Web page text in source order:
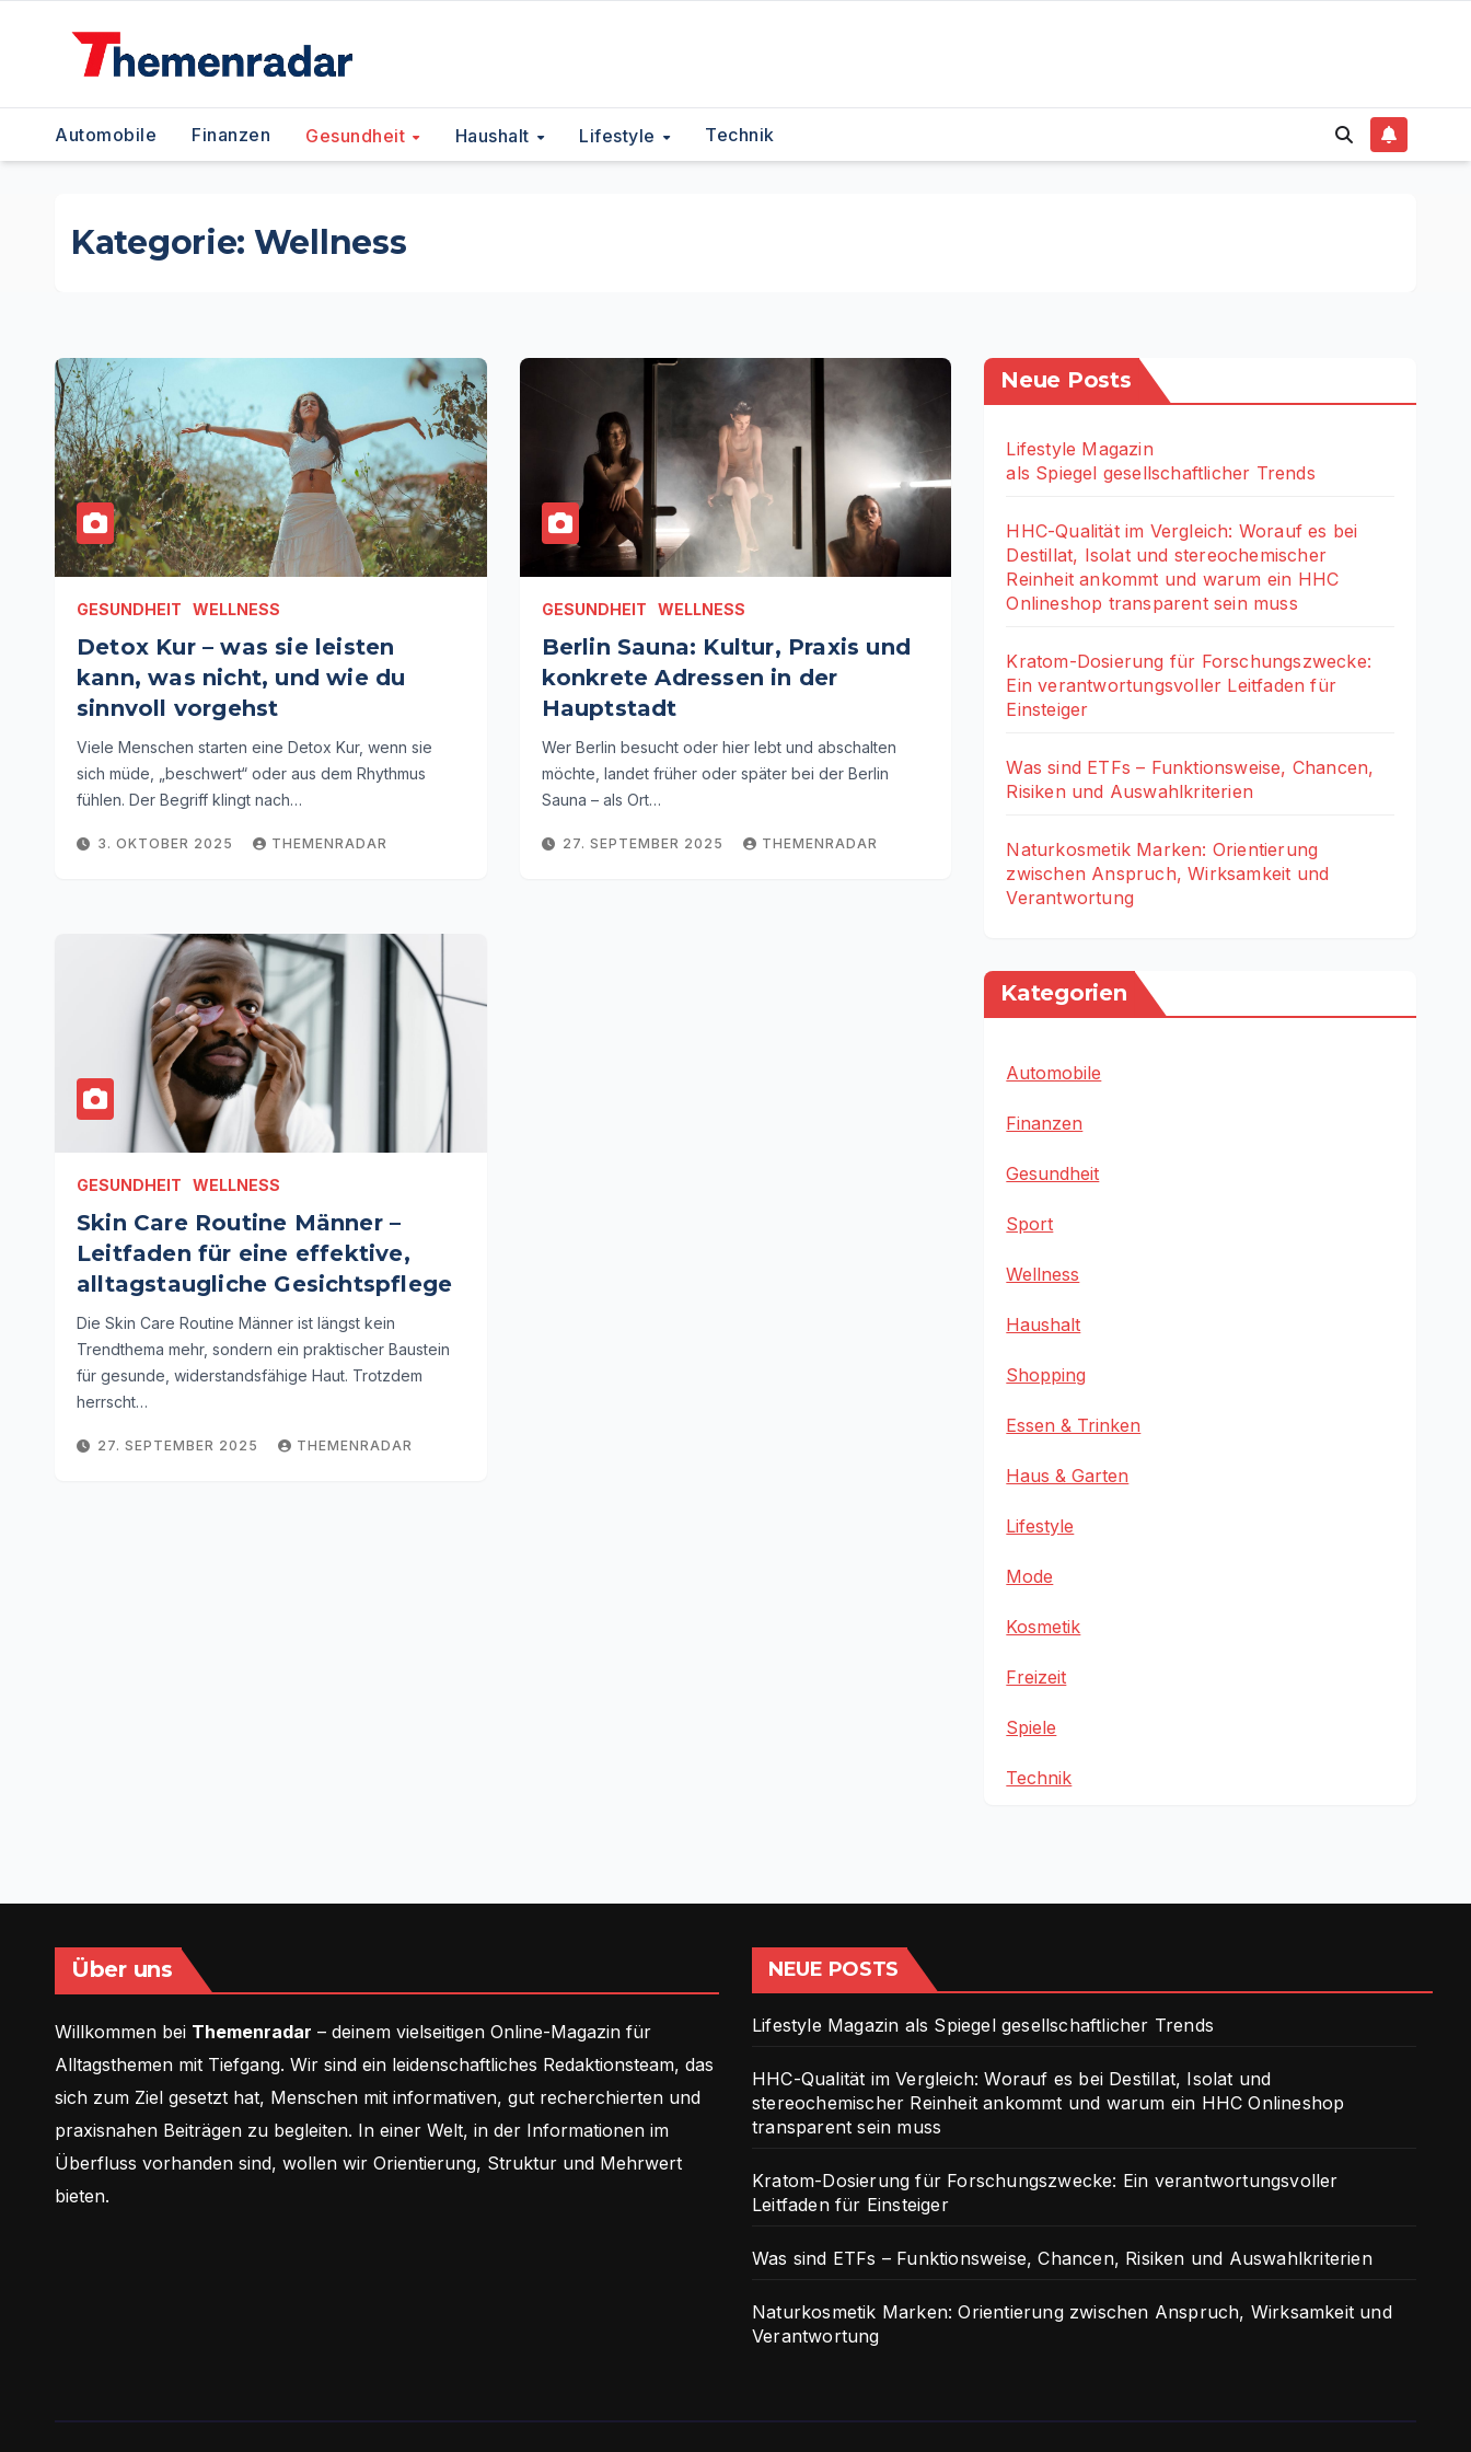
Automobile Finanzen Gesundheit Haushalt Lifestyle Technik
Kategorie: Wellness
GESUNDHEIT WELLNESS
Detox Kur – was sie leisten
kann, was nicht, und wie du
sinnvoll vorgehst
Viele Menschen starten eine Detox Kur, wenn sie
sich müde, „beschwert“ oder aus dem Rhythmus
fühlen. Der Begriff klingt nach…
3. OKTOBER 2025 THEMENRADAR
GESUNDHEIT WELLNESS
Berlin Sauna: Kultur, Praxis und
konkrete Adressen in der
Hauptstadt
Wer Berlin besucht oder hier lebt und abschalten
möchte, landet früher oder später bei der Berlin
Sauna – als Ort…
27. SEPTEMBER 2025 THEMENRADAR
GESUNDHEIT WELLNESS
Skin Care Routine Männer –
Leitfaden für eine effektive,
alltagstaugliche Gesichtspflege
Die Skin Care Routine Männer ist längst kein
Trendthema mehr, sondern ein praktischer Baustein
für gesunde, widerstandsfähige Haut. Trotzdem
herrscht…
27. SEPTEMBER 2025 THEMENRADAR
Neue Posts
Lifestyle Magazin
als Spiegel gesellschaftlicher Trends
HHC-Qualität im Vergleich: Worauf es bei
Destillat, Isolat und stereochemischer
Reinheit ankommt und warum ein HHC
Onlineshop transparent sein muss
Kratom-Dosierung für Forschungszwecke:
Ein verantwortungsvoller Leitfaden für
Einsteiger
Was sind ETFs – Funktionsweise, Chancen,
Risiken und Auswahlkriterien
Naturkosmetik Marken: Orientierung
zwischen Anspruch, Wirksamkeit und
Verantwortung
Kategorien
Automobile
Finanzen
Gesundheit
Sport
Wellness
Haushalt
Shopping
Essen & Trinken
Haus & Garten
Lifestyle
Mode
Kosmetik
Freizeit
Spiele
Technik
Über uns
Willkommen bei Themenradar – deinem vielseitigen Online-Magazin für
Alltagsthemen mit Tiefgang. Wir sind ein leidenschaftliches Redaktionsteam, das
sich zum Ziel gesetzt hat, Menschen mit informativen, gut recherchierten und
praxisnahen Beiträgen zu begleiten. In einer Welt, in der Informationen im
Überfluss vorhanden sind, wollen wir Orientierung, Struktur und Mehrwert
bieten.
NEUE POSTS
Lifestyle Magazin als Spiegel gesellschaftlicher Trends
HHC-Qualität im Vergleich: Worauf es bei Destillat, Isolat und
stereochemischer Reinheit ankommt und warum ein HHC Onlineshop
transparent sein muss
Kratom-Dosierung für Forschungszwecke: Ein verantwortungsvoller
Leitfaden für Einsteiger
Was sind ETFs – Funktionsweise, Chancen, Risiken und Auswahlkriterien
Naturkosmetik Marken: Orientierung zwischen Anspruch, Wirksamkeit und
Verantwortung